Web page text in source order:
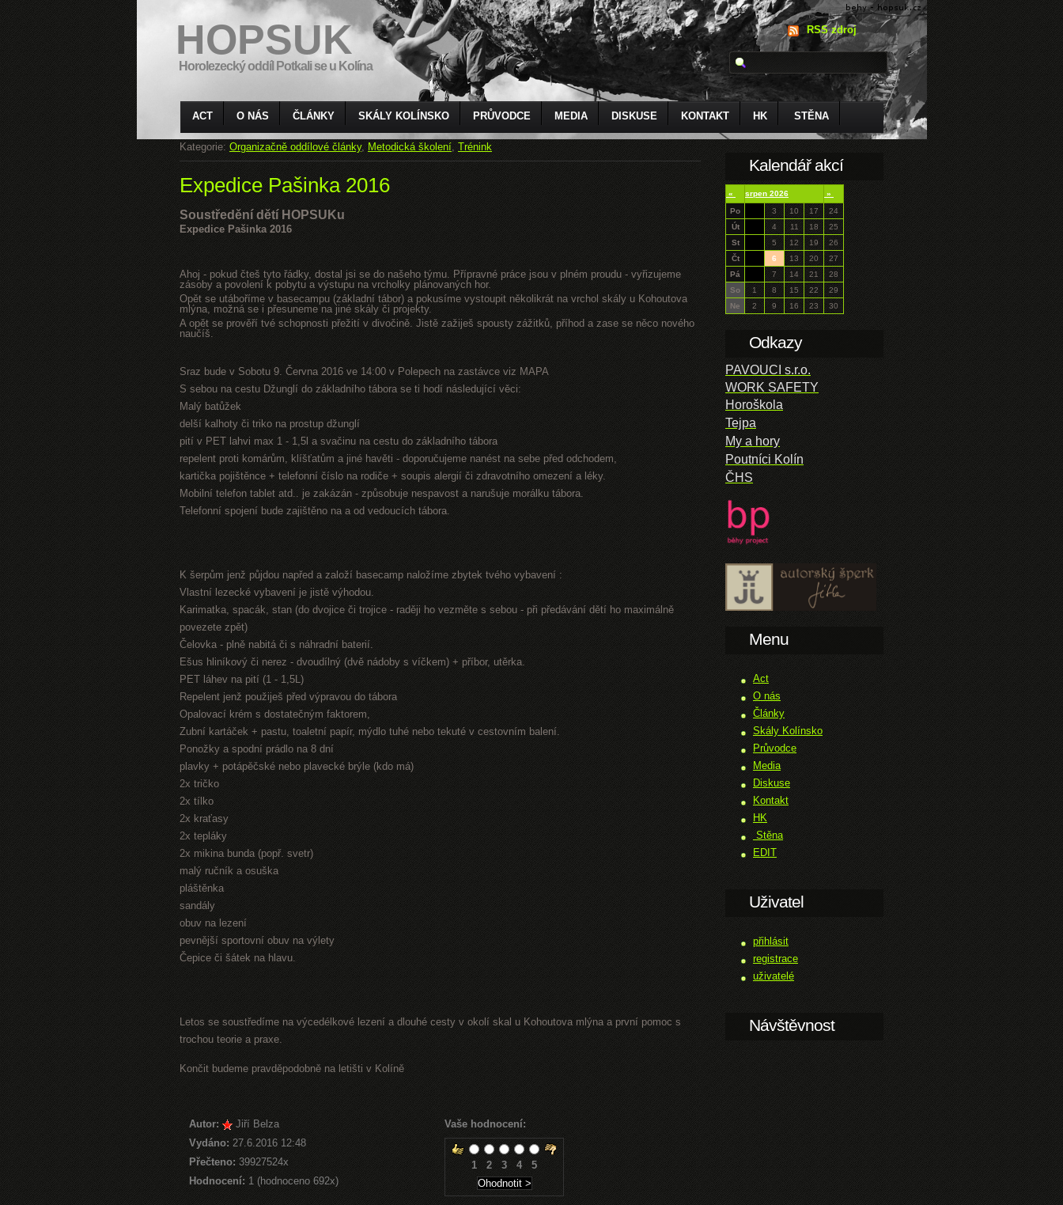
HOPSUK
Horolezecký oddíl Potkali se u Kolína
RSS zdroj
ACT O NÁS ČLÁNKY SKÁLY KOLÍNSKO PRŮVODCE MEDIA DISKUSE KONTAKT HK STĚNA
Kategorie: Organizačně oddílové články, Metodická školení, Trénink
Expedice Pašinka 2016
Soustředění dětí HOPSUKu
Expedice Pašinka 2016
Ahoj - pokud čteš tyto řádky, dostal jsi se do našeho týmu. Přípravné práce jsou v plném proudu - vyřizujeme
zásoby a povolení k pobytu a výstupu na vrcholky plánovaných hor.
Opět se utáboříme v basecampu (základní tábor) a pokusíme vystoupit několikrát na vrchol skály u Kohoutova
mlýna, možná se i přesuneme na jiné skály či projekty.
A opět se prověří tvé schopnosti přežití v divočině. Jistě zažiješ spousty zážitků, příhod a zase se něco nového
naučíš.
Sraz bude v Sobotu 9. Června 2016 ve 14:00 v Polepech na zastávce viz MAPA
S sebou na cestu Džunglí do základního tábora se ti hodí následující věci:
Malý batůžek
delší kalhoty či triko na prostup džunglí
pití v PET lahvi max 1 - 1,5l a svačinu na cestu do základního tábora
repelent proti komárům, klíšťatům a jiné havěti - doporučujeme nanést na sebe před odchodem,
kartička pojištěnce + telefonní číslo na rodiče + soupis alergií či zdravotního omezení a léky.
Mobilní telefon tablet atd.. je zakázán - způsobuje nespavost a narušuje morálku tábora.
Telefonní spojení bude zajištěno na a od vedoucích tábora.
K šerpům jenž půjdou napřed a založí basecamp naložíme zbytek tvého vybavení :
Vlastní lezecké vybavení je jistě výhodou.
Karimatka, spacák, stan (do dvojice či trojice - raději ho vezměte s sebou - při předávání dětí ho maximálně
povezete zpět)
Čelovka - plně nabitá či s náhradní baterií.
Ešus hliníkový či nerez - dvoudílný (dvě nádoby s víčkem) + příbor, utěrka.
PET láhev na pití (1 - 1,5L)
Repelent jenž použiješ před výpravou do tábora
Opalovací krém s dostatečným faktorem,
Zubní kartáček + pastu, toaletní papír, mýdlo tuhé nebo tekuté v cestovním balení.
Ponožky a spodní prádlo na 8 dní
plavky + potápěčské nebo plavecké brýle (kdo má)
2x tričko
2x tílko
2x kraťasy
2x tepláky
2x mikina bunda (popř. svetr)
malý ručník a osuška
pláštěnka
sandály
obuv na lezení
pevnější sportovní obuv na výlety
Čepice či šátek na hlavu.
Letos se soustředíme na výcedélkové lezení a dlouhé cesty v okolí skal u Kohoutova mlýna a první pomoc s
trochou teorie a praxe.
Končit budeme pravděpodobně na letišti v Kolíně
Autor:
Jiří Belza
Vydáno: 27.6.2016 12:48
Přečteno: 39927524x
Hodnocení: 1 (hodnoceno 692x)
Vaše hodnocení:
1 2 3 4 5
Kalendář akcí
« srpen 2026
»
Po
3 10 17
24
Út
4 11 18
25
St
5 12 19
26
Čt
6 13 20
27
Pá
7 14 21
28
So
1 8 15 22
29
Ne
2 9 16 23 30
Odkazy
PAVOUCI s.r.o.
WORK SAFETY
Horoškola
Tejpa
My a hory
Poutníci Kolín
ČHS
Menu
Act
O nás
Články
Skály Kolínsko
Průvodce
Media
Diskuse
Kontakt
HK
Stěna
EDIT
Uživatel
přihlásit
registrace
uživatelé
Návštěvnost